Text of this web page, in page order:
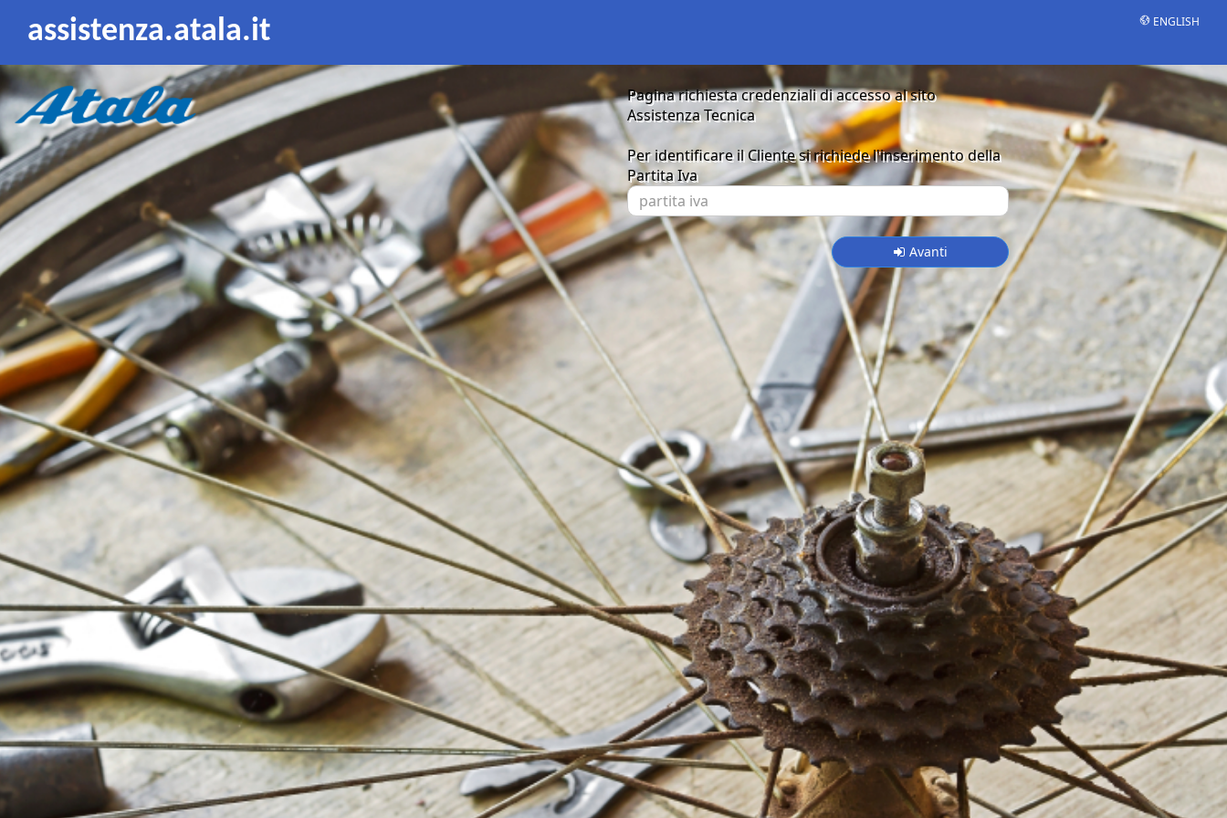
assistenza.atala.it ENGLISH
Pagina richiesta credenziali di accesso al sito
Assistenza Tecnica
Per identificare il Cliente si richiede l'inserimento della
Partita Iva
Avanti